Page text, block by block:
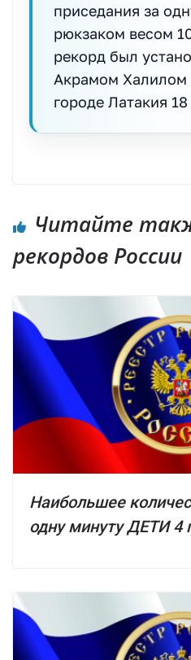
приседания за
рюкзаком весом
рекорд был
Акрамом Халилом
городе Латакия
Читайте
рекордов России
Наибольшее
одну минуту ДЕТИ 4